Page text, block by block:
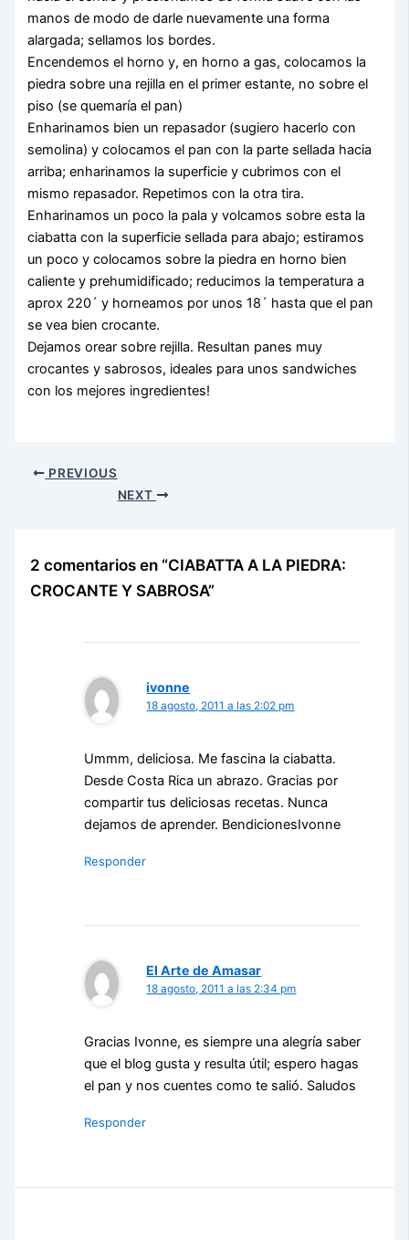
manos de modo de darle nuevamente una forma
alargada; sellamos los bordes.
Encendemos el horno y, en horno a gas, colocamos la
piedra sobre una rejilla en el primer estante, no sobre el
piso (se quemaría el pan)
Enharinamos bien un repasador (sugiero hacerlo con
semolina) y colocamos el pan con la parte sellada hacia
arriba; enharinamos la superficie y cubrimos con el
mismo repasador. Repetimos con la otra tira.
Enharinamos un poco la pala y volcamos sobre esta la
ciabatta con la superficie sellada para abajo; estiramos
un poco y colocamos sobre la piedra en horno bien
caliente y prehumidificado; reducimos la temperatura a
aprox 220´ y horneamos por unos 18´ hasta que el pan
se vea bien crocante.
Dejamos orear sobre rejilla. Resultan panes muy
crocantes y sabrosos, ideales para unos sandwiches
con los mejores ingredientes!
PREVIOUS
NEXT
2 comentarios en “CIABATTA A LA PIEDRA:
CROCANTE Y SABROSA”
ivonne
18 agosto, 2011 a las 2:02 pm
Ummm, deliciosa. Me fascina la ciabatta.
Desde Costa Rica un abrazo. Gracias por
compartir tus deliciosas recetas. Nunca
dejamos de aprender. BendicionesIvonne
Responder
El Arte de Amasar
18 agosto, 2011 a las 2:34 pm
Gracias Ivonne, es siempre una alegría saber
que el blog gusta y resulta útil; espero hagas
el pan y nos cuentes como te salió. Saludos
Responder